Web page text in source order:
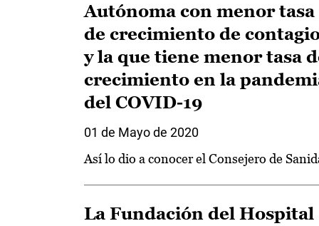
Autónoma con menor tasa
de crecimiento de
y la que tiene menor tasa
crecimiento en la
del COVID-19
01 de Mayo de 2020
Así lo dio a conocer el Consejero de
La Fundación del Hospital